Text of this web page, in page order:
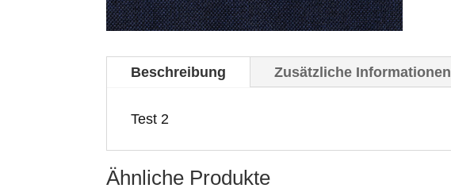
Beschreibung Zusätzliche Informationen
Test 2
Ähnliche Produkte